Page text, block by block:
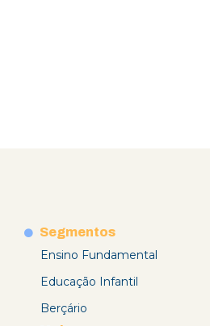
Segmentos
Ensino Fundamental
Educação Infantil
Berçário